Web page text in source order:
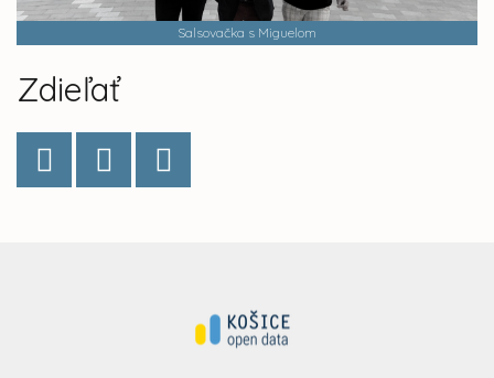
Salsovačka s Miguelom
Zdieľať